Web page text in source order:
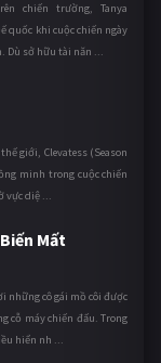
chiến trường, Tanya
quốc khi cuộc chiến ngày
Dù sở hữu tài năn ...
giới, Clevatess (Season
minh trong cuộc chiến
vực diệ ...
Mất
những cô gái mồ côi được
cỗ máy chiến đấu. Trong
hiển nh ...